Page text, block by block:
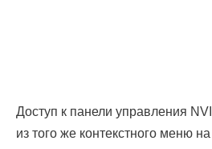
Доступ к панели управления
из того же контекстного меню